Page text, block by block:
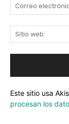
Este sitio usa
procesan los